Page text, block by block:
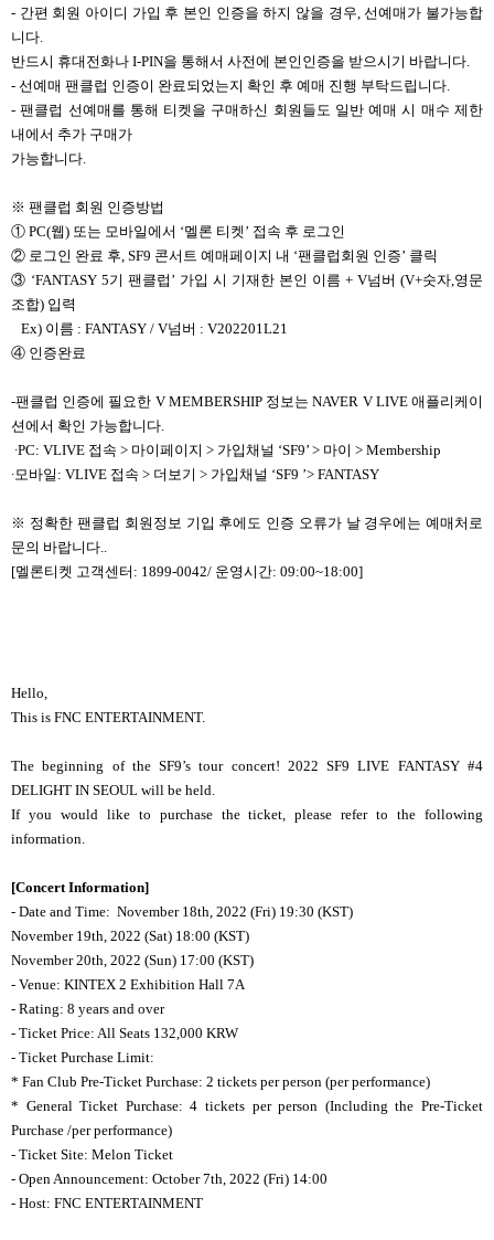
- 간편 회원 아이디 가입 후 본인 인증을 하지 않을 경우, 선예매가 불가능합
니다.
반드시 휴대전화나 I-PIN을 통해서 사전에 본인인증을 받으시기 바랍니다.
- 선예매 팬클럽 인증이 완료되었는지 확인 후 예매 진행 부탁드립니다.
- 팬클럽 선예매를 통해 티켓을 구매하신 회원들도 일반 예매 시 매수 제한
내에서 추가 구매가
가능합니다.
※ 팬클럽 회원 인증방법
① PC(웹) 또는 모바일에서 ‘멜론 티켓’ 접속 후 로그인
② 로그인 완료 후, SF9 콘서트 예매페이지 내 ‘팬클럽회원 인증’ 클릭
③ ‘FANTASY 5기 팬클럽’ 가입 시 기재한 본인 이름 + V넘버 (V+숫자,영문
조합) 입력
Ex) 이름 : FANTASY / V넘버 : V202201L21
④ 인증완료
-팬클럽 인증에 필요한 V MEMBERSHIP 정보는 NAVER V LIVE 애플리케이
션에서 확인 가능합니다.
∙PC: VLIVE 접속 > 마이페이지 > 가입채널 ‘SF9’ > 마이 > Membership
∙모바일: VLIVE 접속 > 더보기 > 가입채널 ‘SF9 ’> FANTASY
※ 정확한 팬클럽 회원정보 기입 후에도 인증 오류가 날 경우에는 예매처로
문의 바랍니다..
[멜론티켓 고객센터: 1899-0042/ 운영시간: 09:00~18:00]
Hello,
This is FNC ENTERTAINMENT.
The beginning of the SF9’s tour concert! 2022 SF9 LIVE FANTASY #4
DELIGHT IN SEOUL will be held.
If you would like to purchase the ticket, please refer to the following
information.
[Concert Information]
- Date and Time: November 18th, 2022 (Fri) 19:30 (KST)
November 19th, 2022 (Sat) 18:00 (KST)
November 20th, 2022 (Sun) 17:00 (KST)
- Venue: KINTEX 2 Exhibition Hall 7A
- Rating: 8 years and over
- Ticket Price: All Seats 132,000 KRW
- Ticket Purchase Limit:
* Fan Club Pre-Ticket Purchase: 2 tickets per person (per performance)
* General Ticket Purchase: 4 tickets per person (Including the Pre-Ticket
Purchase /per performance)
- Ticket Site: Melon Ticket
- Open Announcement: October 7th, 2022 (Fri) 14:00
- Host: FNC ENTERTAINMENT